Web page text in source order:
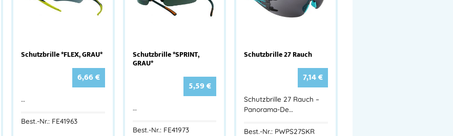
Schutzbrille *FLEX, GRAU*
6,66€
…
Best.-Nr.: FE41963
Schutzbrille *SPRINT,
GRAU*
5,59€
…
Best.-Nr.: FE41973
Schutzbrille 27 Rauch
7,14€
Schutzbrille 27 Rauch –
Panorama-De…
Best.-Nr.: PWPS27SKR